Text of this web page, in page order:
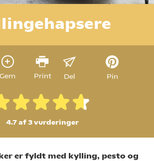
Gem Print Del Pin
4.7 af 3vurderinger
er fyldt med kylling, pesto og